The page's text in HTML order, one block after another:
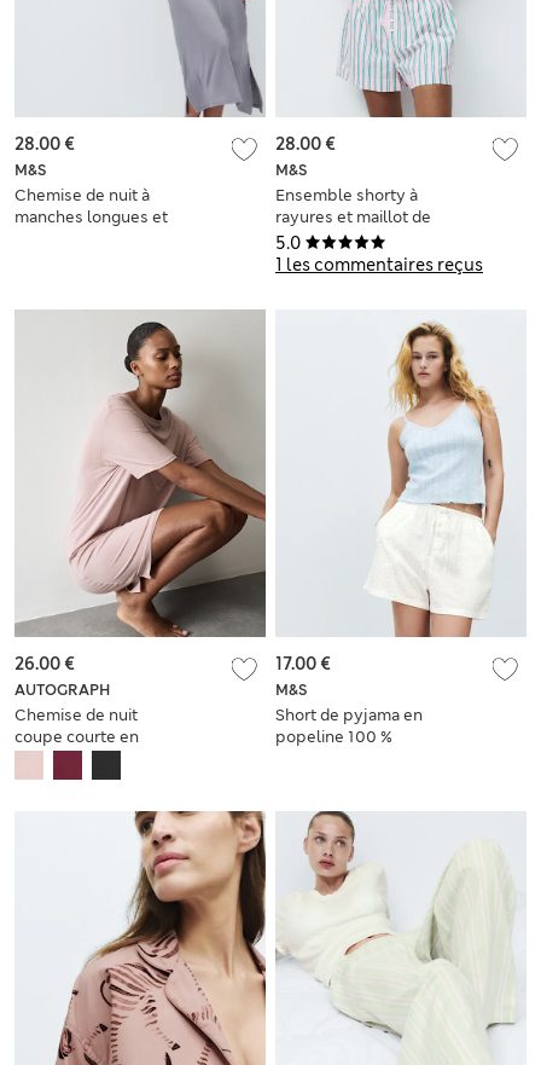
M&S
Chemise de nuit à
manches longues et
28.00 €
5.0
1 les commentaires reçus
M&S
Ensemble shorty à
rayures et maillot de
corps côtelé
28.00 €
AUTOGRAPH
Chemise de nuit
coupe courte en
26.00 €
M&S
Short de pyjama en
popeline 100 %
17.00 €